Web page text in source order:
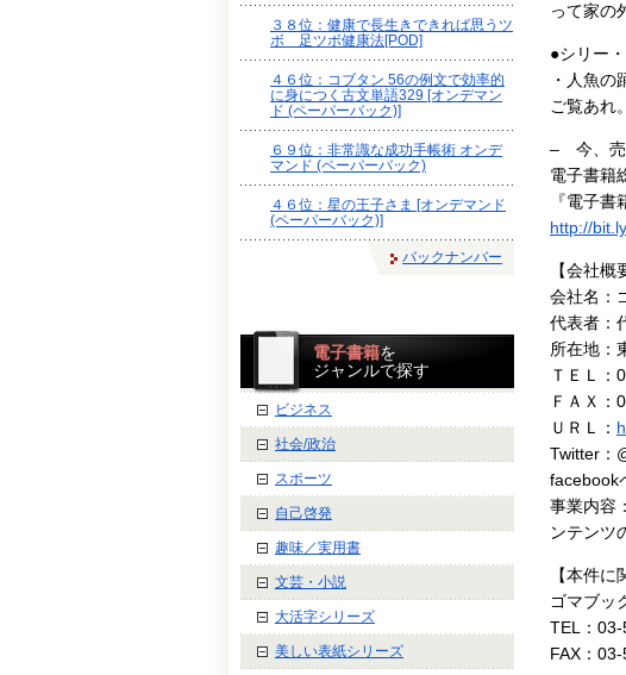
って家の
●シリー
・人魚
ご覧あれ。
– 今、売
電子書籍
『電子書
http://
【会社概
会社名：
代表者：
所在地：
ＴＥＬ：
ＦＡＸ：
ＵＲＬ：
Twitter：
facebook
事業内容
ンテンツ
【本件に
ゴマブッ
TEL：
FAX：
３８位：健康で長生きできれば思うツ
ボ 足ツボ健康法[POD]
４６位：コブタン 56の例文で効率的
に身につく古文単語329 [オンデマン
ド (ペーパーバック)]
６９位：非常識な成功手帳術 オンデ
マンド (ペーパーバック)
４６位：星の王子さま [オンデマンド
(ペーパーバック)]
バックナンバー
電子書籍を
ジャンルで探す
ビジネス
社会/政治
スポーツ
自己啓発
趣味／実用書
文芸・小説
大活字シリーズ
美しい表紙シリーズ